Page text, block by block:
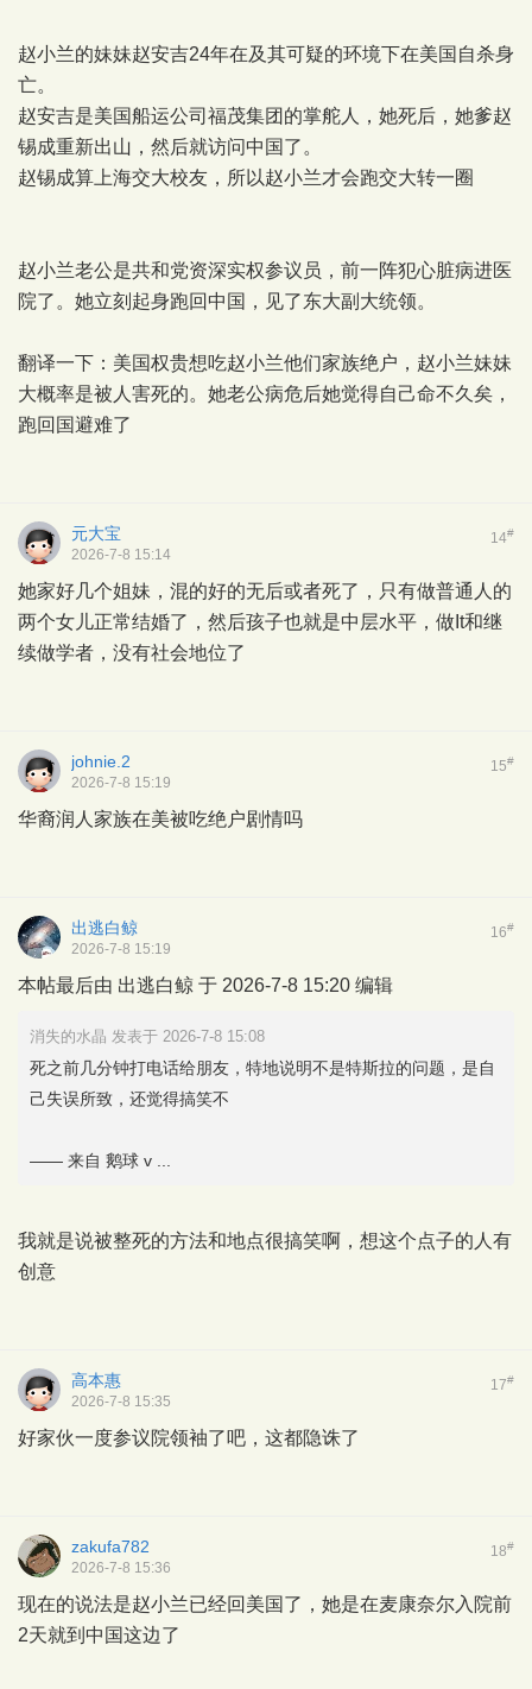
赵小兰的妹妹赵安吉24年在及其可疑的环境下在美国自杀身
亡。
赵安吉是美国船运公司福茂集团的掌舵人，她死后，她爹赵
锡成重新出山，然后就访问中国了。
赵锡成算上海交大校友，所以赵小兰才会跑交大转一圈
赵小兰老公是共和党资深实权参议员，前一阵犯心脏病进医
院了。她立刻起身跑回中国，见了东大副大统领。
翻译一下：美国权贵想吃赵小兰他们家族绝户，赵小兰妹妹
大概率是被人害死的。她老公病危后她觉得自己命不久矣，
跑回国避难了
14#
元大宝
2026-7-8 15:14
她家好几个姐妹，混的好的无后或者死了，只有做普通人的
两个女儿正常结婚了，然后孩子也就是中层水平，做It和继
续做学者，没有社会地位了
15#
johnie.2
2026-7-8 15:19
华裔润人家族在美被吃绝户剧情吗
16#
出逃白鲸
2026-7-8 15:19
本帖最后由 出逃白鲸 于 2026-7-8 15:20 编辑
消失的水晶 发表于 2026-7-8 15:08
死之前几分钟打电话给朋友，特地说明不是特斯拉的问题，是自
己失误所致，还觉得搞笑不
—— 来自 鹅球 v ...
我就是说被整死的方法和地点很搞笑啊，想这个点子的人有
创意
17#
高本惠
2026-7-8 15:35
好家伙一度参议院领袖了吧，这都隐诛了
18#
zakufa782
2026-7-8 15:36
现在的说法是赵小兰已经回美国了，她是在麦康奈尔入院前
2天就到中国这边了